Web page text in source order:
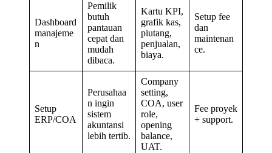
Dashboard
manajeme
n
Pemilik
butuh
pantauan
cepat dan
mudah
dibaca.
Kartu KPI,
grafik kas,
piutang,
penjualan,
biaya.
Setup fee
dan
maintenan
ce.
Setup
ERP/COA
Perusahaa
n ingin
sistem
akuntansi
lebih tertib.
Company
setting,
COA, user
role,
opening
balance,
UAT.
Fee proyek
+ support.